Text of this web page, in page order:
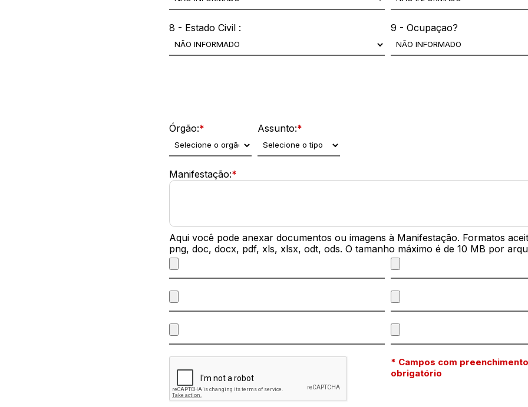
8 - Estado Civil : 9 - Ocupaçao?
Órgão:* Assunto:*
Manifestação:*
Aqui você pode anexar documentos ou imagens à Manifestação. Formatos
png, doc, docx, pdf, xls, xlsx, odt, ods. O tamanho máximo é de 10 MB por
* Campos com preenchimento
obrigatório